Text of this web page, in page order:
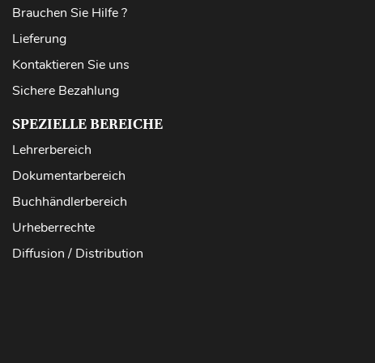
Brauchen Sie Hilfe ?
Lieferung
Kontaktieren Sie uns
Sichere Bezahlung
SPEZIELLE BEREICHE
Lehrerbereich
Dokumentarbereich
Buchhändlerbereich
Urheberrechte
Diffusion / Distribution